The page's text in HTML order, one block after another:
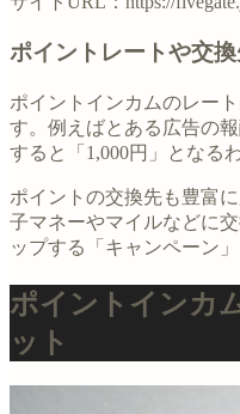
ポイントレートや交
ポイントインカムのレート
す。例えばとある広告の
すると「1,000円」となる
ポイントの交換先も豊富
子マネーやマイルなどに
ップする「キャンペーン」
ポイントインカ
ット